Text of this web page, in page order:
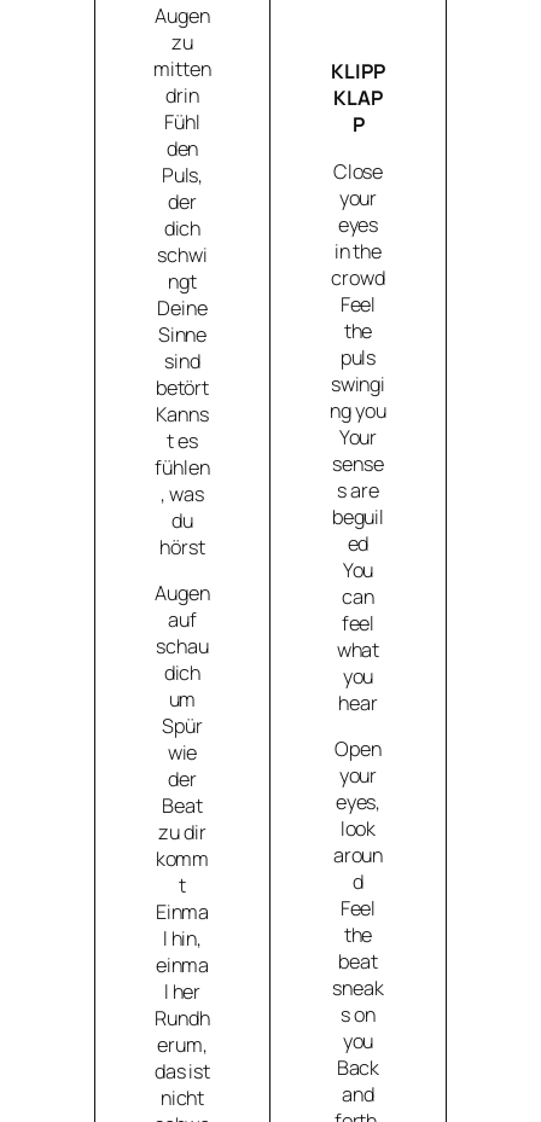
Augen
zu
mitten
drin
Fühl
den
Puls,
der
dich
schwi
ngt
Deine
Sinne
sind
betört
Kanns
t es
fühlen
, was
du
hörst
Augen
auf
schau
dich
um
Spür
wie
der
Beat
zu dir
komm
t
Einma
l hin,
einma
l her
Rundh
erum,
das ist
nicht
KLIPP
KLAP
P
Close
your
eyes
in the
crowd
Feel
the
puls
swingi
ng you
Your
sense
s are
beguil
ed
You
can
feel
what
you
hear
Open
your
eyes,
look
aroun
d
Feel
the
beat
sneak
s on
you
Back
and